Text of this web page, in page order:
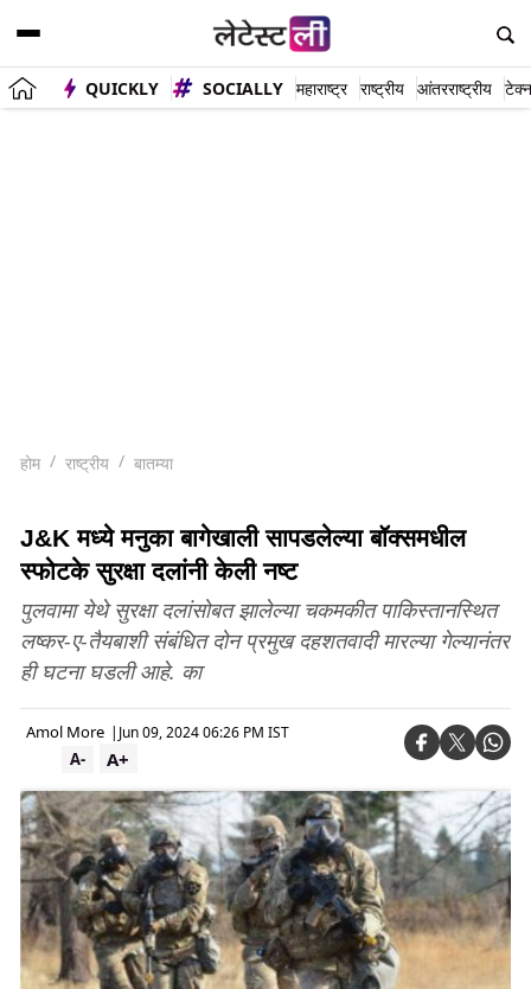
QUICKLY SOCIALLY महाराष्ट्र राष्ट्रीय आंतरराष्ट्रीय
होम राष्ट्रीय बातम्या
J&K मध्ये मनुका बागेखाली सापडलेल्या बॉक्समधील
स्फोटके सुरक्षा दलांनी केली नष्ट
पुलवामा येथे सुरक्षा दलांसोबत झालेल्या चकमकीत पाकिस्तानस्थित
लष्कर-ए-तैयबाशी संबंधित दोन प्रमुख दहशतवादी मारल्या गेल्यानंतर
ही घटना घडली आहे. का
Amol More | Jun 09, 2024 06:26 PM IST
A+
A-